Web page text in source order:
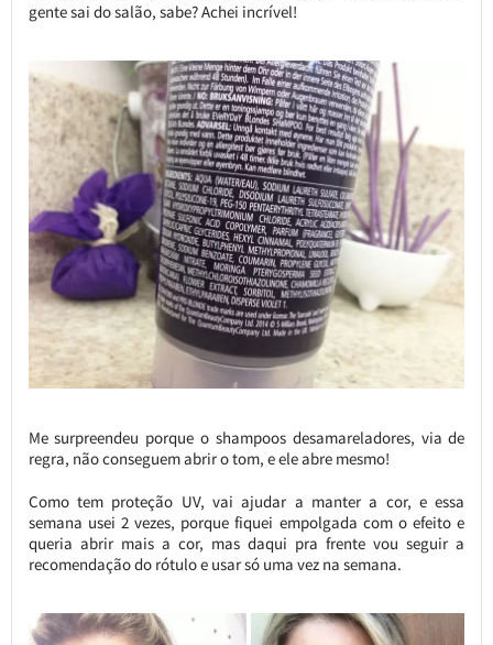
gente sai do salão, sabe? Achei incrível!
Me surpreendeu porque o shampoos desamareladores, via de
regra, não conseguem abrir o tom, e ele abre mesmo!
Como tem proteção UV, vai ajudar a manter a cor, e essa
semana usei 2 vezes, porque fiquei empolgada com o efeito e
queria abrir mais a cor, mas daqui pra frente vou seguir a
recomendação do rótulo e usar só uma vez na semana.